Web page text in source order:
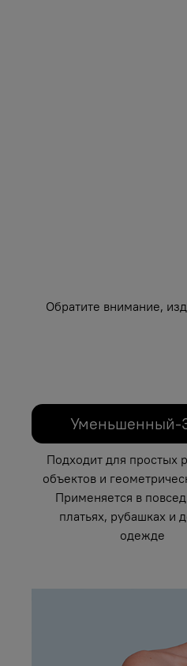
Обратите внимание,
Уменьшенный-
Подходит для простых
объектов и
Применяется в
платьях, рубашках и
одежде